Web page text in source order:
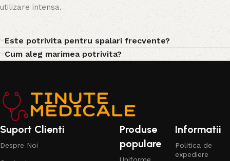
utilizare intensa.
Este potrivita pentru spalari frecvente?
Cum aleg marimea potrivita?
Suport Clienti
Despre Noi
Produse
populare
Uniforme
Informatii
Politica de
expediere